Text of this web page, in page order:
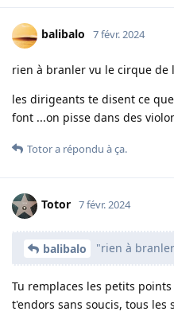
balibalo 7 févr. 2024
rien à branler vu le cirque de
les dirigeants te disent ce
font ...on pisse dans des
Totora répondu à ça.
Totor 7 févr. 2024
balibalo "rien à
Tu remplaces les petits
t'endors sans soucis, tous les